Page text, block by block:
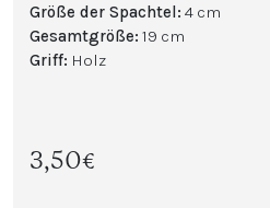
Größe der Spachtel: 4 cm
Gesamtgröße: 19 cm
Griff: Holz
3,50€